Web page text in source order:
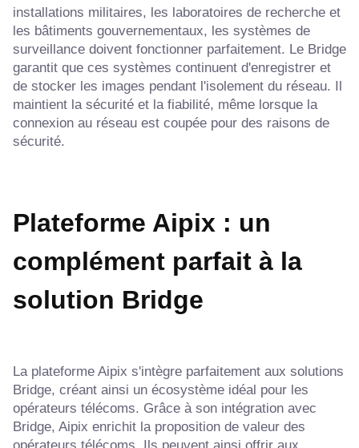
installations militaires, les laboratoires de recherche et
les bâtiments gouvernementaux, les systèmes de
surveillance doivent fonctionner parfaitement. Le Bridge
garantit que ces systèmes continuent d'enregistrer et
de stocker les images pendant l'isolement du réseau. Il
maintient la sécurité et la fiabilité, même lorsque la
connexion au réseau est coupée pour des raisons de
sécurité.
Plateforme Aipix : un
complément parfait à la
solution Bridge
La plateforme Aipix s'intègre parfaitement aux solutions
Bridge, créant ainsi un écosystème idéal pour les
opérateurs télécoms. Grâce à son intégration avec
Bridge, Aipix enrichit la proposition de valeur des